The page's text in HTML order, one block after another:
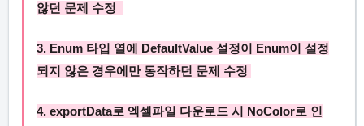
않던 문제 수정
3. Enum 타입 열에 DefaultValue 설정이 Enum이 설정
되지 않은 경우에만 동작하던 문제 수정
4. exportData로 엑셀파일 다운로드 시 NoColor로 인